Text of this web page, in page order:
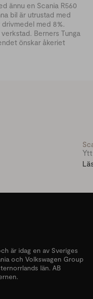
ännu en Scania R560
bil är utrustad med
med 8%.
Berners Tunga
önskar åkeriet
är idag en av Sveriges
och Volkswagen Group
län. AB